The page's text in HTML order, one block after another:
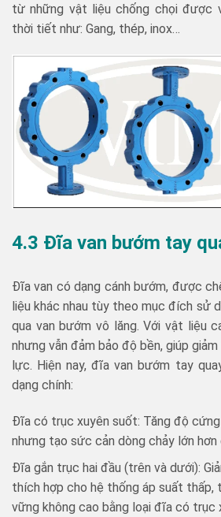
từ những vật liệu chống chọi được
thời tiết như: Gang, thép, inox…
4.3 Đĩa van bướm tay
Đĩa van có dạng cánh bướm, được
liệu khác nhau tùy theo mục đích sử
qua van bướm vô lăng. Với vật liệu
nhưng vẫn đảm bảo độ bền, giúp
lực. Hiện nay, đĩa van bướm tay
dạng chính:
Đĩa có trục xuyên suốt: Tăng độ
nhưng tạo sức cản dòng chảy lớn
Đĩa gắn trục hai đầu (trên và dưới):
thích hợp cho hệ thống áp suất thấp,
vững không cao bằng loại đĩa có trục